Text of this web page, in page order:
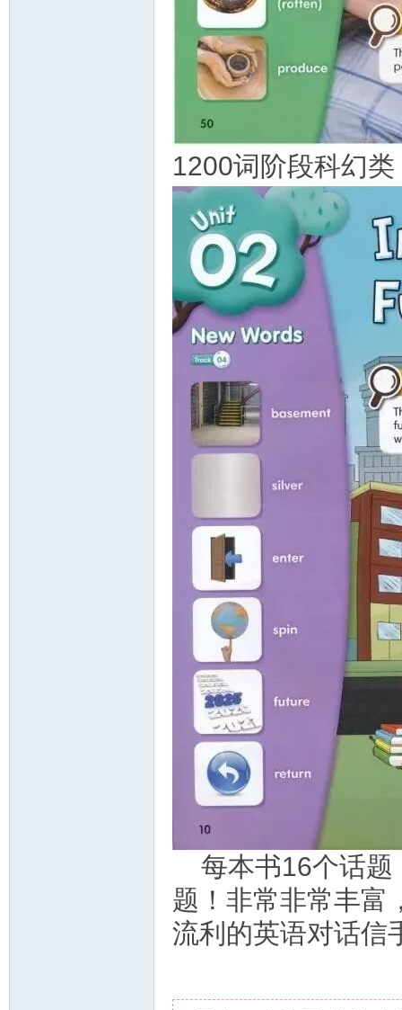
1200词阶段科幻类
每本书16个话
题！非常非常丰富
流利的英语对话信